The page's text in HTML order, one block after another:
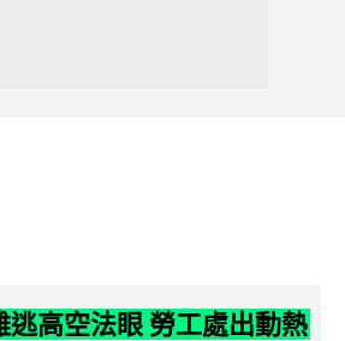
逃高空法眼 勞工處出動熱